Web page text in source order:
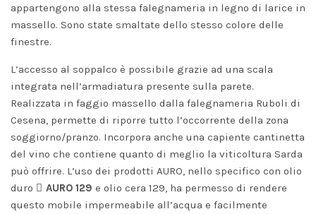
appartengono alla stessa falegnameria in legno di larice in
massello. Sono state smaltate dello stesso colore delle
finestre.
L’accesso al soppalco è possibile grazie ad una scala
integrata nell’armadiatura presente sulla parete.
Realizzata in faggio massello dalla falegnameria Ruboli di
Cesena, permette di riporre tutto l’occorrente della zona
soggiorno/pranzo. Incorpora anche una capiente cantinetta
del vino che contiene quanto di meglio la viticoltura Sarda
può offrire. L’uso dei prodotti AURO, nello specifico con olio
duro
AURO 129 e olio cera 129, ha permesso di rendere
questo mobile impermeabile all’acqua e facilmente